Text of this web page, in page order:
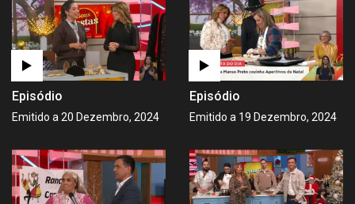
Episódio
Emitido a 20 Dezembro, 2024
Episódio
Emitido a 19 Dezembro, 2024